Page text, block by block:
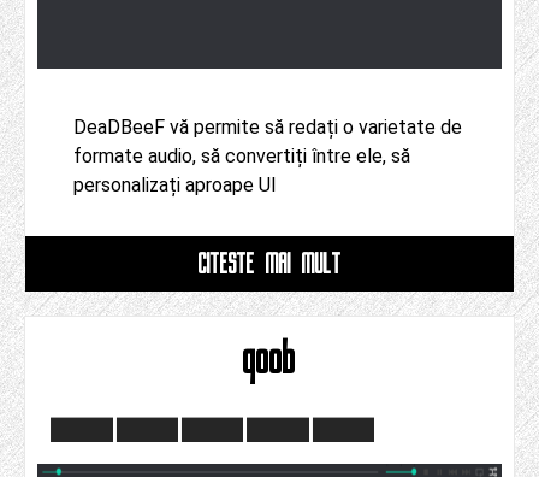
DeaDBeeF vă permite să redați o varietate de
formate audio, să convertiți între ele, să
personalizați aproape UI
CITESTE MAI MULT
qoob